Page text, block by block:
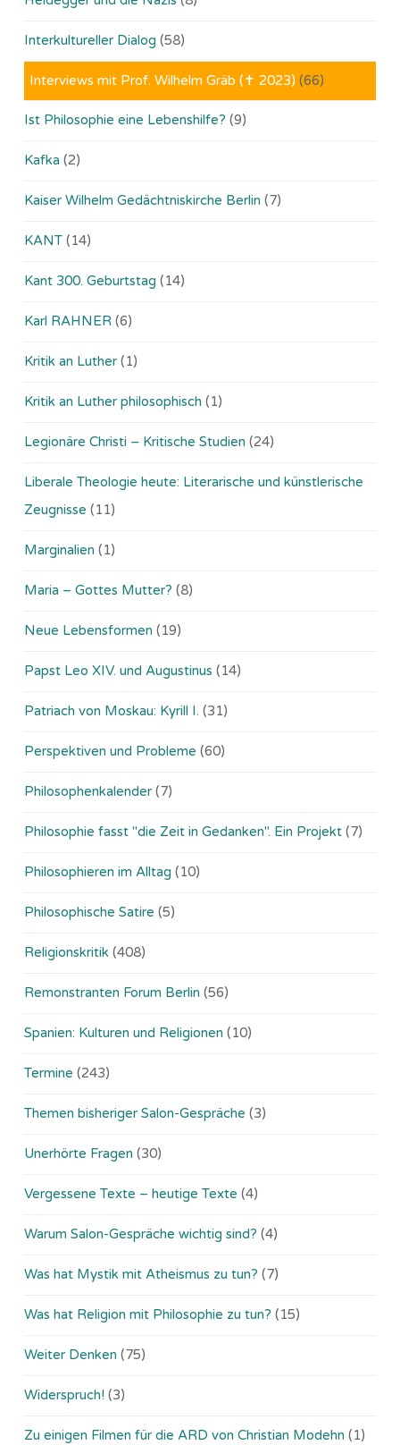
Interkultureller Dialog (58)
Interviews mit Prof. Wilhelm Gräb (✝ 2023) (66)
Ist Philosophie eine Lebenshilfe? (9)
Kafka (2)
Kaiser Wilhelm Gedächtniskirche Berlin (7)
KANT (14)
Kant 300. Geburtstag (14)
Karl RAHNER (6)
Kritik an Luther (1)
Kritik an Luther philosophisch (1)
Legionäre Christi – Kritische Studien (24)
Liberale Theologie heute: Literarische und künstlerische
Zeugnisse (11)
Marginalien (1)
Maria – Gottes Mutter? (8)
Neue Lebensformen (19)
Papst Leo XIV. und Augustinus (14)
Patriach von Moskau: Kyrill I. (31)
Perspektiven und Probleme (60)
Philosophenkalender (7)
Philosophie fasst "die Zeit in Gedanken". Ein Projekt (7)
Philosophieren im Alltag (10)
Philosophische Satire (5)
Religionskritik (408)
Remonstranten Forum Berlin (56)
Spanien: Kulturen und Religionen (10)
Termine (243)
Themen bisheriger Salon-Gespräche (3)
Unerhörte Fragen (30)
Vergessene Texte – heutige Texte (4)
Warum Salon-Gespräche wichtig sind? (4)
Was hat Mystik mit Atheismus zu tun? (7)
Was hat Religion mit Philosophie zu tun? (15)
Weiter Denken (75)
Widerspruch! (3)
Zu einigen Filmen für die ARD von Christian Modehn (1)